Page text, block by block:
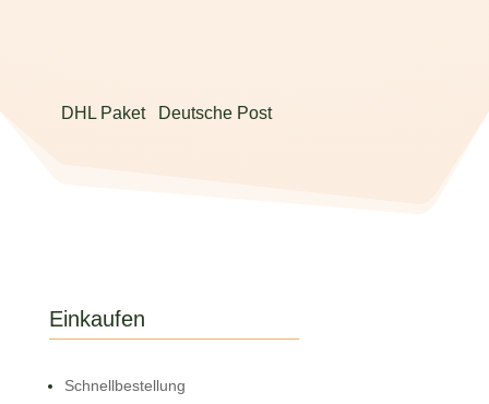
DHL Paket Deutsche Post
Einkaufen
Schnell­bestellung